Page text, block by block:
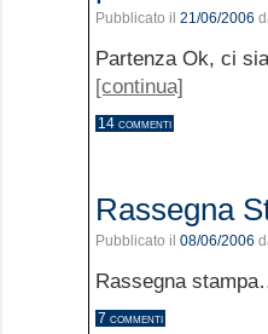
Pubblicato il 21/06/2006
Partenza Ok, ci
[continua]
14 commenti
Rassegna
Pubblicato il 08/06/2006
Rassegna
7 commenti